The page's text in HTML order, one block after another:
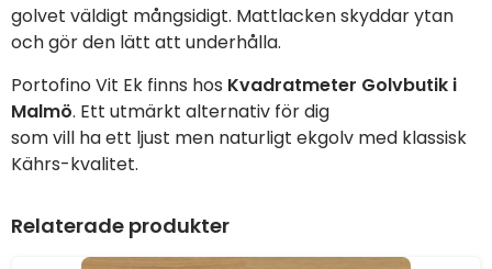
golvet väldigt mångsidigt. Mattlacken skyddar ytan
och gör den lätt att underhålla.
Portofino Vit Ek finns hos Kvadratmeter Golvbutik i
Malmö. Ett utmärkt alternativ för dig
som vill ha ett ljust men naturligt ekgolv med klassisk
Kährs-kvalitet.
Relaterade produkter